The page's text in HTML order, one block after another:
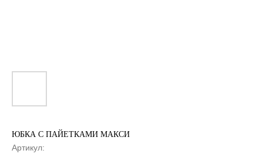
ЮБКА С ПАЙЕТКАМИ МАКСИ
Артикул: